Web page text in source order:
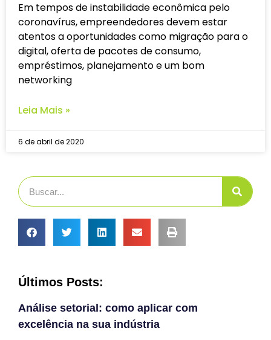
Em tempos de instabilidade econômica pelo
coronavírus, empreendedores devem estar
atentos a oportunidades como migração para o
digital, oferta de pacotes de consumo,
empréstimos, planejamento e um bom
networking
Leia Mais »
6 de abril de 2020
Últimos Posts:
Análise setorial: como aplicar com
excelência na sua indústria